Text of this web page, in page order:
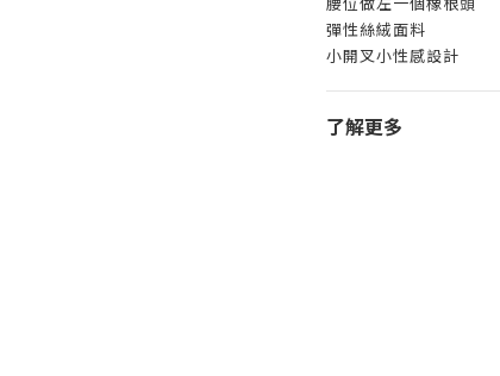
彈性絲絨面料
小開叉小性感設計
了解更多